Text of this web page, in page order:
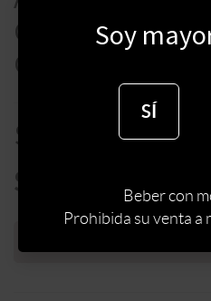
CAROZO
GRAMOS
$
$
Soy
SÍ
Beber con
Prohibida su venta a